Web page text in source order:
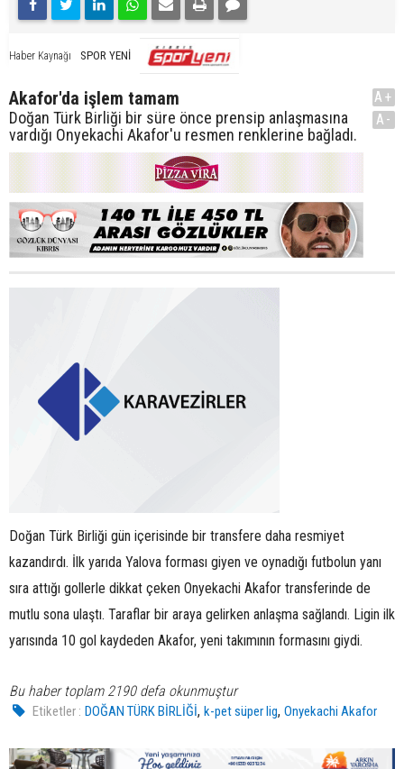
Haber Kaynağı SPOR YENİ
Akafor'da işlem tamam
Doğan Türk Birliği bir süre önce prensip anlaşmasına
vardığı Onyekachi Akafor'u resmen renklerine bağladı.
A+
A-
Doğan Türk Birliği gün içerisinde bir transfere daha resmiyet
kazandırdı. İlk yarıda Yalova forması giyen ve oynadığı futbolun yanı
sıra attığı gollerle dikkat çeken Onyekachi Akafor transferinde de
mutlu sona ulaştı. Taraflar bir araya gelirken anlaşma sağlandı. Ligin ilk
yarısında 10 gol kaydeden Akafor, yeni takımının formasını giydi.
Bu haber toplam 2190 defa okunmuştur
Etiketler : DOĞAN TÜRK BİRLİĞİ,k-pet süper lig,Onyekachi Akafor